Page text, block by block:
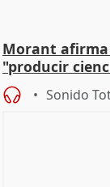
Morant afirma
"producir
Sonido